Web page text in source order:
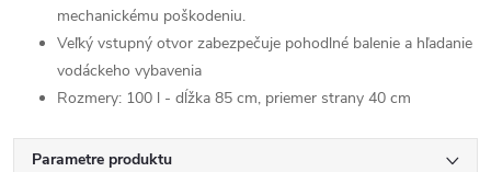
mechanickému poškodeniu.
Veľký vstupný otvor zabezpečuje pohodlné balenie a hľadanie
vodáckeho vybavenia
Rozmery: 100 l - dĺžka 85 cm, priemer strany 40 cm
Parametre produktu